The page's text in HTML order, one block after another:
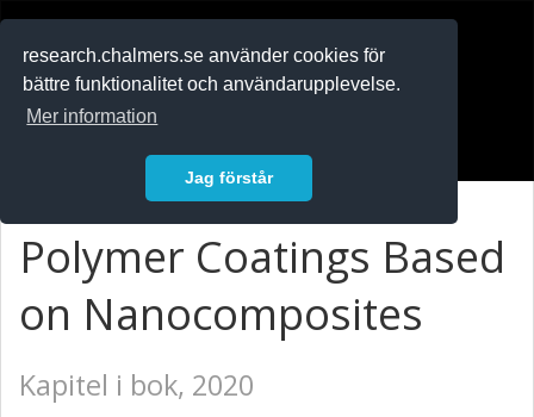
research.chalmers.se använder cookies för
bättre funktionalitet och användarupplevelse.
Mer information
Jag förstår
Polymer Coatings Based
on Nanocomposites
Kapitel i bok, 2020